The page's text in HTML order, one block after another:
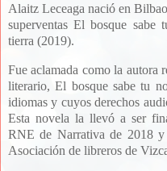
Alaitz Leceaga nació en
superventas El bosque
tierra (2019).
Fue aclamada como la autora
literario, El bosque sabe tu
idiomas y cuyos derechos
Esta novela la llevó a ser
RNE de Narrativa de 2018
Asociación de libreros de